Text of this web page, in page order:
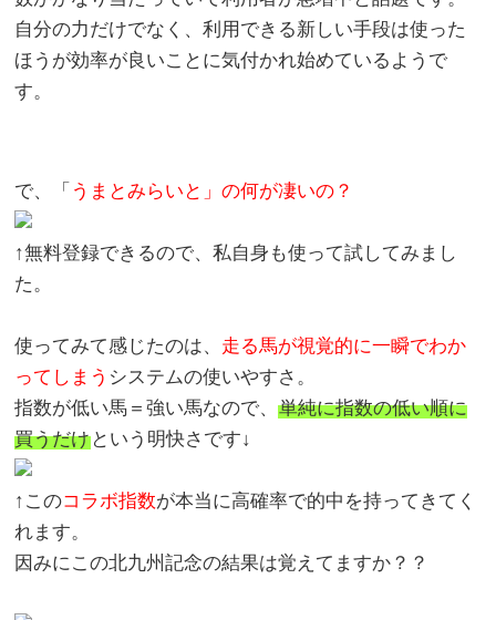
自分の力だけでなく、利用できる新しい手段は使った
ほうが効率が良いことに気付かれ始めているようで
す。
で、「 うまとみらいと」の何が凄いの？
↑無料登録できるので、私自身も使って試してみまし
た。
使ってみて感じたのは、 走る馬が視覚的に一瞬でわか
ってしまう システムの使いやすさ。
指数が低い馬＝強い馬なので、単純に指数の低い順に
買うだけという明快さです↓
↑このコラボ指数が本当に高確率で的中を持ってきてく
れます。
因みにこの北九州記念の結果は覚えてますか？？